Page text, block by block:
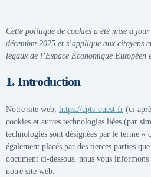
Cette politique de cookies a été mise à
décembre 2025 et s’applique aux citoyens
légaux de l’Espace Économique Européen
1. Introduction
Notre site web, https://cpts-ouest.fr (ci-
cookies et autres technologies liées (par
technologies sont désignées par le terme «
également placés par des tierces parties
document ci-dessous, nous vous
notre site web.